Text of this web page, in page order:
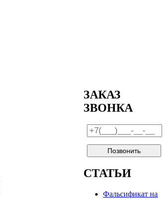
ЗАКАЗ
ЗВОНКА
СТАТЬИ
Фальсификат на